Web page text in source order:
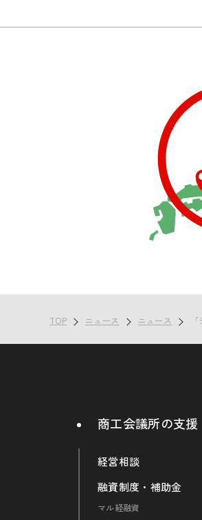
TOP ニュース ニュース
商工会議所の支援
経営相談
融資制度・補助金
マル経融資